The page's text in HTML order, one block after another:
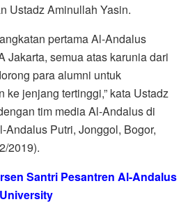
Ustadz Aminullah Yasin.
pertama Al-Andalus
Jakarta, semua atas karunia dari
para alumni untuk
ke jenjang tertinggi,” kata Ustadz
tim media Al-Andalus di
Andalus Putri, Jonggol, Bogor,
2019).
Santri Pesantren Al-Andalus